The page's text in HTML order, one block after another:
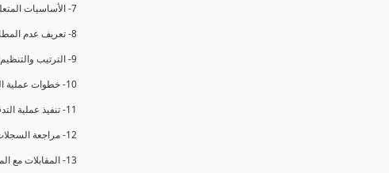
7- الأساسيات المتعلقة بعملية التدقيق الداخلي.
8- تعريف عدم المطابقة والملاحظات.
9- الترتيب والتنظيم للتدقيق الداخلي.
10- خطوات عملية التدقيق الداخلي.
11- تنفيذ عملية التدقيق الداخلي والاجتماع الافتتاحي.
12- مراجعة السجلات والوثائق.
13- المقابلات مع الموظفين ومراقبة الانشطة والمرافق.